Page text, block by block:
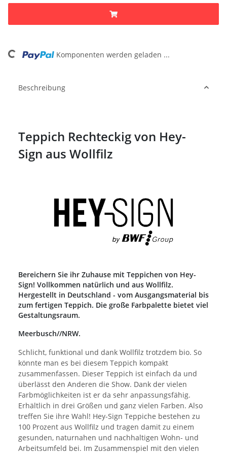
Komponenten werden geladen ...
Beschreibung
Teppich Rechteckig von Hey-
Sign aus Wollfilz
Bereichern Sie ihr Zuhause mit Teppichen von Hey-
Sign! Vollkommen natürlich und aus Wollfilz.
Hergestellt in Deutschland - vom Ausgangsmaterial bis
zum fertigen Teppich. Die große Farbpalette bietet viel
Gestaltungsraum.
Meerbusch//NRW.
Schlicht, funktional und dank Wollfilz trotzdem bio. So
könnte man es bei diesem Teppich kompakt
zusammenfassen. Dieser Teppich ist einfach da und
überlässt den Anderen die Show. Dank der vielen
Farbmöglichkeiten ist er da sehr anpassungsfähig.
Erhältlich in drei Größen und ganz vielen Farben. Also
treffen Sie ihre Wahl! Hey-Sign Teppiche bestehen zu
100 Prozent aus Wollfilz und tragen damit zu einem
gesunden, naturnahen und nachhaltigen Wohn- und
Arbeitsumfeld bei. Im Zusammenspiel mit den vielen